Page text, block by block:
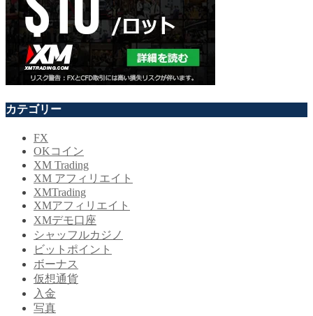
カテゴリー
FX
OKコイン
XM Trading
XM アフィリエイト
XMTrading
XMアフィリエイト
XMデモ口座
シャッフルカジノ
ビットポイント
ボーナス
仮想通貨
入金
写真